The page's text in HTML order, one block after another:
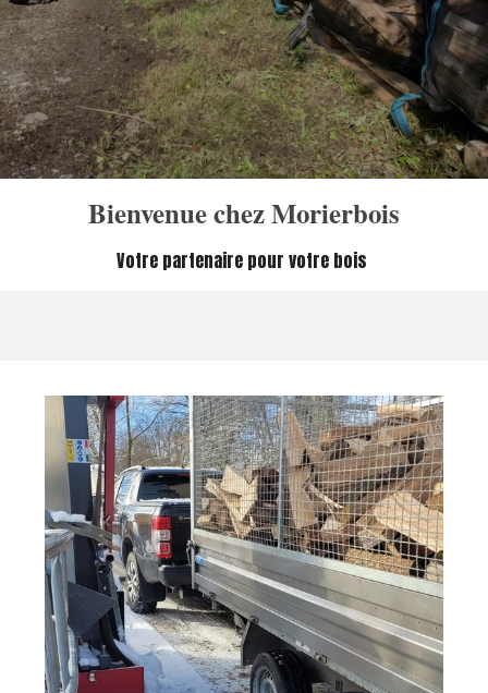
Bienvenue chez Morierbois
Votre partenaire pour votre bois